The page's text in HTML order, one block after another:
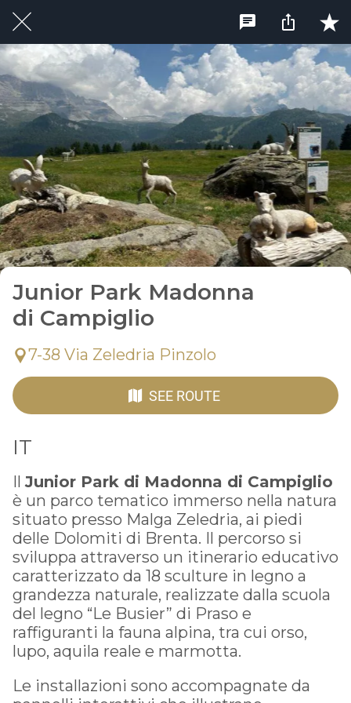
Junior Park Madonna
di Campiglio
7-38 Via Zeledria Pinzolo
SEE ROUTE
IT
Il Junior Park di Madonna di Campiglio
è un parco tematico immerso nella natura
situato presso Malga Zeledria, ai piedi
delle Dolomiti di Brenta. Il percorso si
sviluppa attraverso un itinerario educativo
caratterizzato da 18 sculture in legno a
grandezza naturale, realizzate dalla scuola
del legno “Le Busier” di Praso e
raffiguranti la fauna alpina, tra cui orso,
lupo, aquila reale e marmotta.
Le installazioni sono accompagnate da